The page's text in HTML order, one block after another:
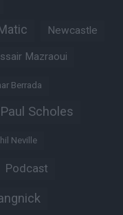
Newcastle
Mazraoui
Berrada
Paul Scholes
Neville
Podcast